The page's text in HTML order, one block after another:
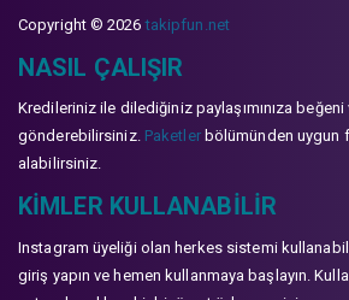
Copyright © 2026takipfun.net
NASIL ÇALIŞIR
Kredileriniz ile dilediğiniz paylaşımınıza
gönderebilirsiniz. Paketlerbölümünden uygun
alabilirsiniz.
KIMLER KULLANABILIR
Instagram üyeliği olan herkes sistemi
giriş yapın ve hemen kullanmaya başlayın.